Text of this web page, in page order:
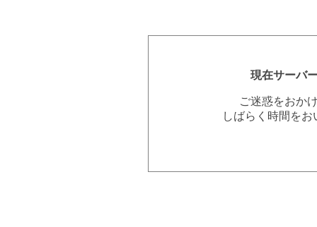
現在サーバ
ご迷惑をおか
しばらく時間を